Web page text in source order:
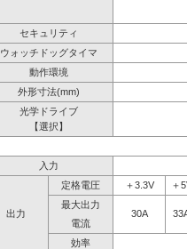
セキュリティ
ウォッチドッグタイマ
動作環境
外形寸法(mm)
光学ドライブ
【選択】
入力
出力
定格電圧 ＋3.3V ＋
最大出力
30A
電流
効率